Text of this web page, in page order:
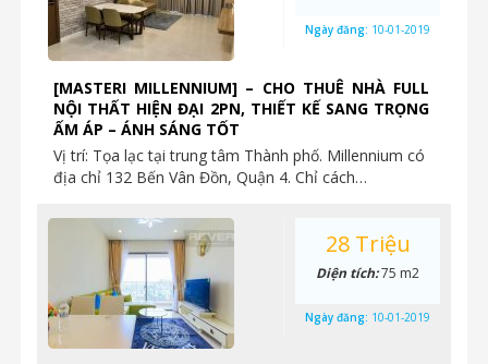
[MASTERI MILLENNIUM] – CHO THUÊ NHÀ FULL
NỘI THẤT HIỆN ĐẠI 2PN, THIẾT KẾ SANG TRỌNG
ẤM ÁP – ÁNH SÁNG TỐT
Vị trí: Tọa lạc tại trung tâm Thành phố. Millennium có
địa chỉ 132 Bến Vân Đồn, Quận 4. Chỉ cách…
Ngày đăng: 10-01-2019
28 Triệu
Diện tích:75 m2
Ngày đăng: 10-01-2019